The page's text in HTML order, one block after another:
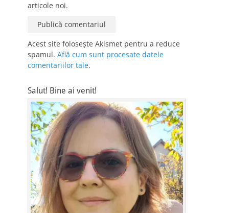
articole noi.
Acest site folosește Akismet pentru a reduce
spamul. Află cum sunt procesate datele
comentariilor tale.
Salut! Bine ai venit!